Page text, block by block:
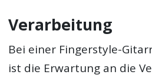
Verarbeitung
Bei einer Fingerstyle-
ist die Erwartung an die